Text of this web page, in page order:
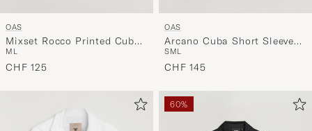
OAS
Mixset Rocco Printed Cuba
Short Sleeve Shirt Multi
M L
CHF 125
OAS
Arcano Cuba Short Sleeve
Shirt Red
SML
CHF 145
60%